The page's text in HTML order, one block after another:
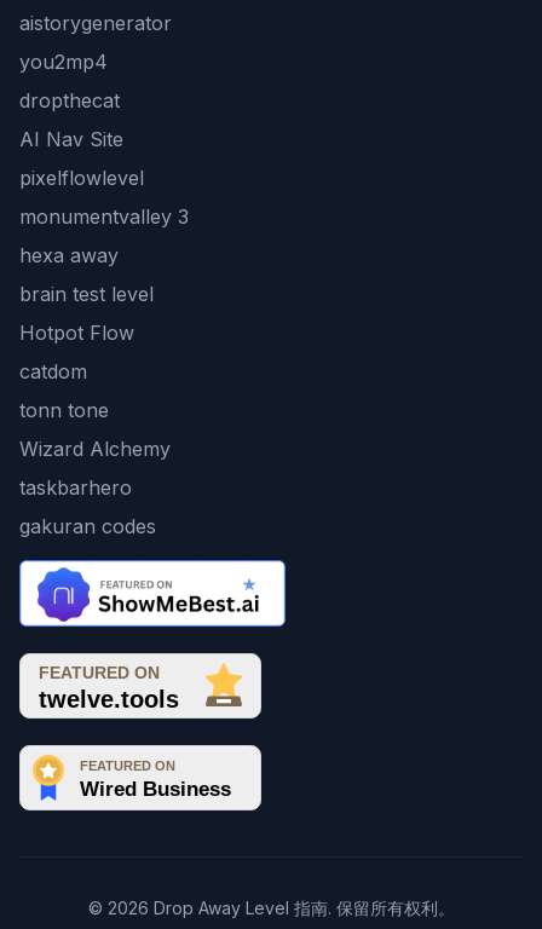
aistorygenerator
you2mp4
dropthecat
AI Nav Site
pixelflowlevel
monumentvalley 3
hexa away
brain test level
Hotpot Flow
catdom
tonn tone
Wizard Alchemy
taskbarhero
gakuran codes
© 2026 Drop Away Level 指南. 保留所有权利。